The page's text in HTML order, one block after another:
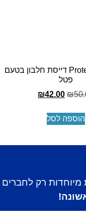
Protein Porridge דייסת חלבון בטעם
פטל
₪
₪42.00
הוספה לסל
מיוחדות רק